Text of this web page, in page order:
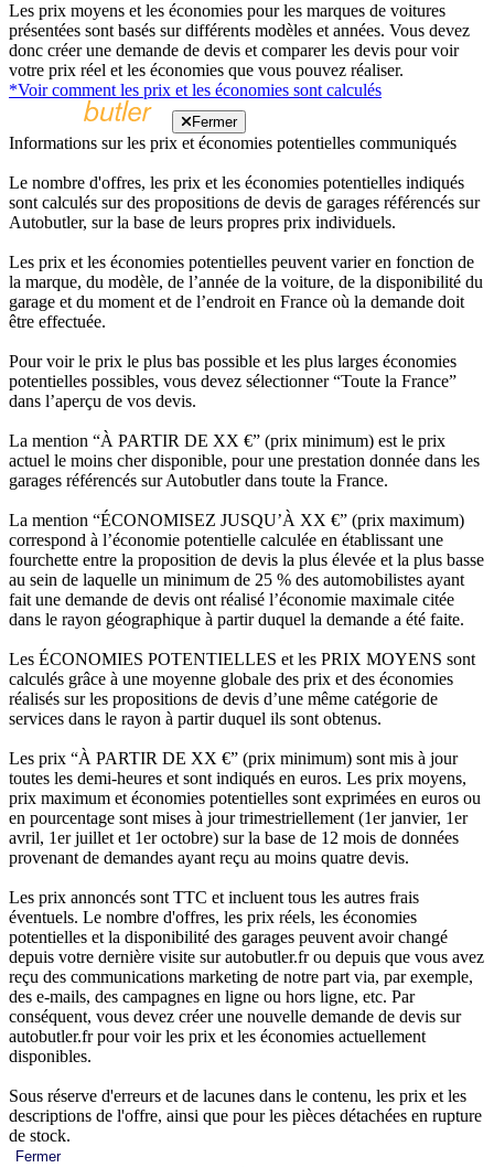
Les prix moyens et les économies pour les marques de voitures
présentées sont basés sur différents modèles et années. Vous devez
donc créer une demande de devis et comparer les devis pour voir
votre prix réel et les économies que vous pouvez réaliser.
*Voir comment les prix et les économies sont calculés
Fermer
Informations sur les prix et économies potentielles communiqués
Le nombre d'offres, les prix et les économies potentielles indiqués
sont calculés sur des propositions de devis de garages référencés sur
Autobutler, sur la base de leurs propres prix individuels.
Les prix et les économies potentielles peuvent varier en fonction de
la marque, du modèle, de l’année de la voiture, de la disponibilité du
garage et du moment et de l’endroit en France où la demande doit
être effectuée.
Pour voir le prix le plus bas possible et les plus larges économies
potentielles possibles, vous devez sélectionner “Toute la France”
dans l’aperçu de vos devis.
La mention “À PARTIR DE XX €” (prix minimum) est le prix
actuel le moins cher disponible, pour une prestation donnée dans les
garages référencés sur Autobutler dans toute la France.
La mention “ÉCONOMISEZ JUSQU’À XX €” (prix maximum)
correspond à l’économie potentielle calculée en établissant une
fourchette entre la proposition de devis la plus élevée et la plus basse
au sein de laquelle un minimum de 25 % des automobilistes ayant
fait une demande de devis ont réalisé l’économie maximale citée
dans le rayon géographique à partir duquel la demande a été faite.
Les ÉCONOMIES POTENTIELLES et les PRIX MOYENS sont
calculés grâce à une moyenne globale des prix et des économies
réalisés sur les propositions de devis d’une même catégorie de
services dans le rayon à partir duquel ils sont obtenus.
Les prix “À PARTIR DE XX €” (prix minimum) sont mis à jour
toutes les demi-heures et sont indiqués en euros. Les prix moyens,
prix maximum et économies potentielles sont exprimées en euros ou
en pourcentage sont mises à jour trimestriellement (1er janvier, 1er
avril, 1er juillet et 1er octobre) sur la base de 12 mois de données
provenant de demandes ayant reçu au moins quatre devis.
Les prix annoncés sont TTC et incluent tous les autres frais
éventuels. Le nombre d'offres, les prix réels, les économies
potentielles et la disponibilité des garages peuvent avoir changé
depuis votre dernière visite sur autobutler.fr ou depuis que vous avez
reçu des communications marketing de notre part via, par exemple,
des e-mails, des campagnes en ligne ou hors ligne, etc. Par
conséquent, vous devez créer une nouvelle demande de devis sur
autobutler.fr pour voir les prix et les économies actuellement
disponibles.
Sous réserve d'erreurs et de lacunes dans le contenu, les prix et les
descriptions de l'offre, ainsi que pour les pièces détachées en rupture
de stock.
Fermer